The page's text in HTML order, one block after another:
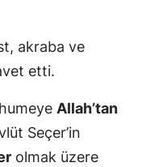
akraba ve
etti.
Allah’tan
Seçer’in
olmak üzere